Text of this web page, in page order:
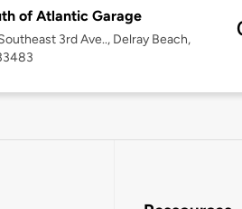
of Atlantic Garage
3rd Ave.., Delray Beach,